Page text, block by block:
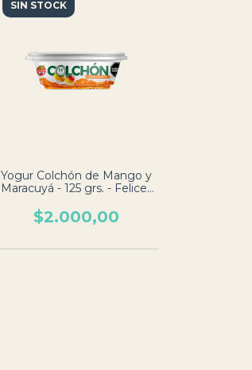
SIN STOCK
Yogur Colchón de Mango y
Maracuyá - 125 grs. - Felices
$2.000,00